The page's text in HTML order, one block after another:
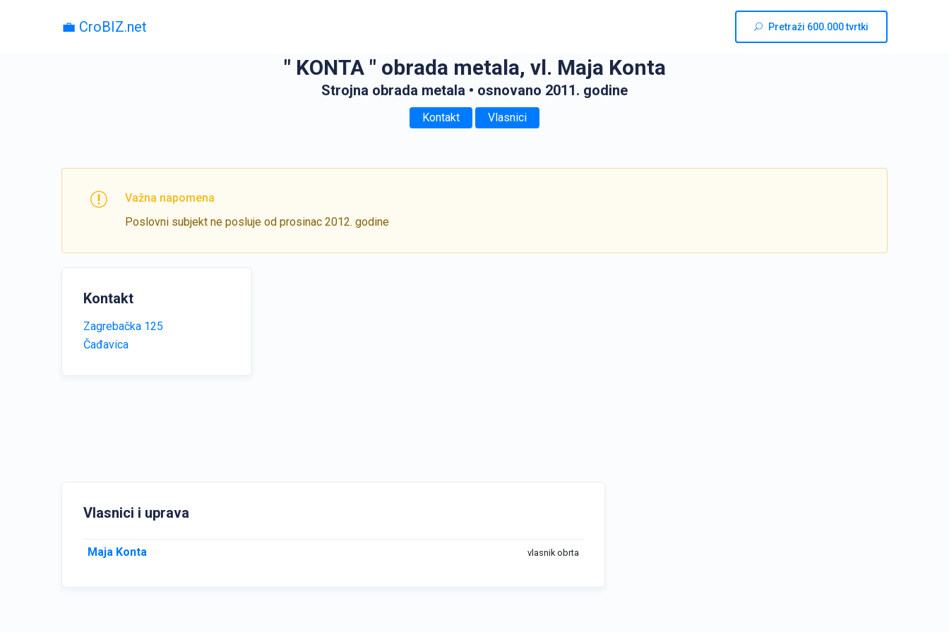
💼 CroBIZ.net Pretraži 600.000 tvrtki
" KONTA " obrada metala, vl. Maja Konta
Strojna obrada metala • osnovano 2011. godine
Kontakt Vlasnici
Važna napomena
Poslovni subjekt ne posluje od prosinac 2012. godine
Kontakt
Zagrebačka 125
Čađavica
Vlasnici i uprava
Maja Konta vlasnik obrta